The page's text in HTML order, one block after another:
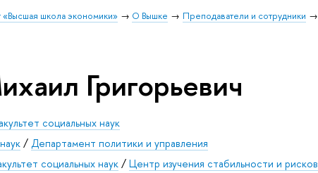
«Высшая школа экономики» О Вышке Преподаватели и сотрудники
Григорьевич
социальных наук
/ Департамент политики и управления
социальных наук /Центр изучения стабильности и рисков